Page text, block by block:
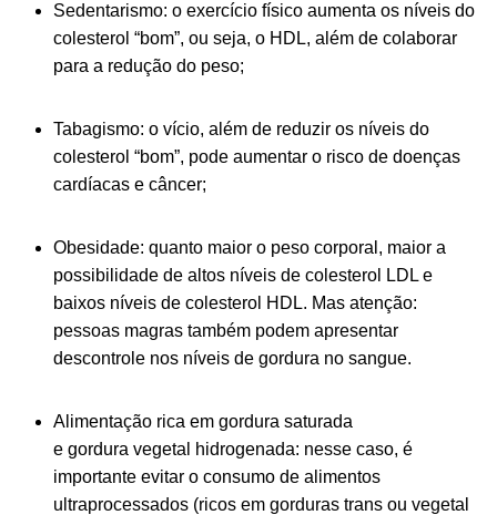
Sedentarismo: o exercício físico aumenta os níveis do
colesterol “bom”, ou seja, o HDL, além de colaborar
para a redução do peso;
Tabagismo: o vício, além de reduzir os níveis do
colesterol “bom”, pode aumentar o risco de doenças
cardíacas e câncer;
Obesidade: quanto maior o peso corporal, maior a
possibilidade de altos níveis de colesterol LDL e
baixos níveis de colesterol HDL. Mas atenção:
pessoas magras também podem apresentar
descontrole nos níveis de gordura no sangue.
Alimentação rica em gordura saturada
e gordura vegetal hidrogenada: nesse caso, é
importante evitar o consumo de alimentos
ultraprocessados (ricos em gorduras trans ou vegetal